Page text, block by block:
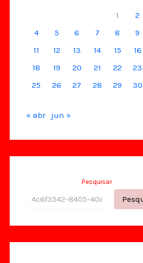
1 2
4
5 6 7 8 9
11
12 13 14 15 16
18
19 20 21 22 23
25
26 27 28 29 30
« abr jun »
Pesquisar